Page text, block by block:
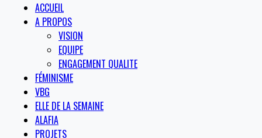
ACCUEIL
A PROPOS
VISION
EQUIPE
ENGAGEMENT QUALITE
FÉMINISME
VBG
ELLE DE LA SEMAINE
ALAFIA
PROJETS